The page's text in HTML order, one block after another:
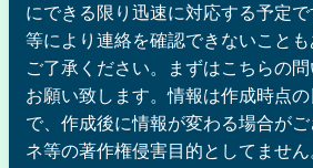
にできる限り迅速に対応する予定
等により連絡を確認できないことも
ご了承ください。まずはこちらの
お願い致します。情報は作成時点
で、作成後に情報が変わる場合が
ネ等の著作権侵害目的としてませ